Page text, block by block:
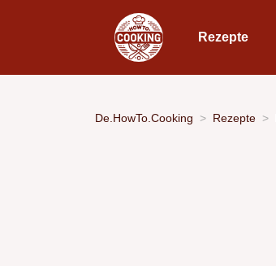
Rezepte
De.HowTo.Cooking Rezepte